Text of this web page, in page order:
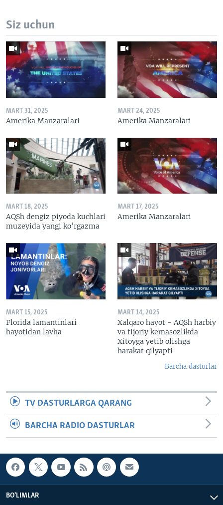
Siz uchun
MART 31, 2025
Amerika Manzaralari
MART 24, 2025
Amerika Manzaralari
MART 18, 2025
AQSh dengiz piyoda kuchlari
muzeyida yangi ko’rgazma
MART 17, 2025
Amerika Manzaralari
MART 15, 2025
Florida lamantinlari
hayotidan lavha
MART 14, 2025
Xalqaro hayot - AQSh harbiy
va tijoriy kemasozlikda
Xitoyga yetib olishga
harakat qilyapti
Barcha dasturlar
TV DASTURLARGA QARANG
BARCHA RADIO DASTURLAR
BO'LIMLAR